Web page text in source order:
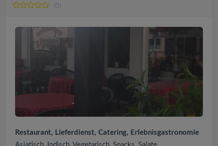
(0)
Restaurant, Lieferdienst, Catering, Erlebnisgastronomie